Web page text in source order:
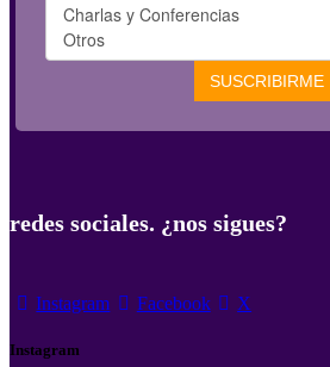
redes sociales. ¿nos sigues?
Instagram Facebook X
Instagram